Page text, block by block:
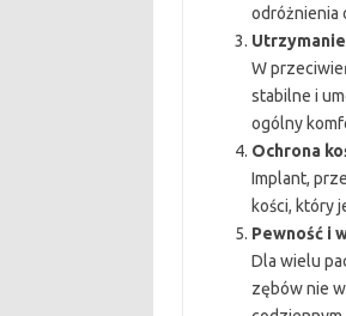
odróżnienia
W
stabilne i
ogólny
Ochrona
Implant,
kości, który
Pewność i
Dla wielu
zębów nie